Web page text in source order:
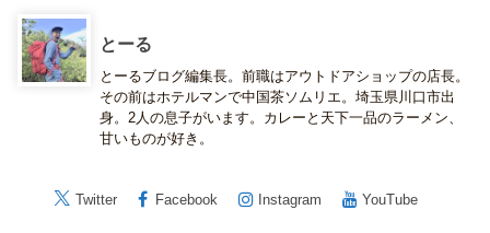
とーる
とーるブログ編集長。前職はアウトドアショップの店長。
その前はホテルマンで中国茶ソムリエ。埼玉県川口市出
身。2人の息子がいます。カレーと天下一品のラーメン、
甘いものが好き。
Twitter Facebook Instagram YouTube